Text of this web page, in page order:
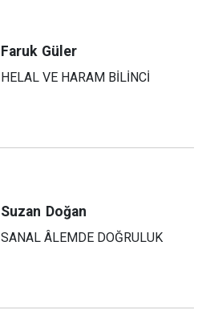
Faruk Güler
HELAL VE HARAM BİLİNCİ
Suzan Doğan
SANAL ÂLEMDE DOĞRULUK